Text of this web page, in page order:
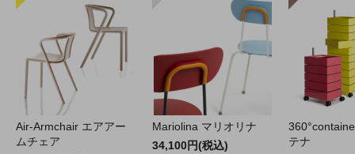
Air-Armchair エアアー
ムチェア
Mariolina マリオリナ
34,100円(税込)
テナ